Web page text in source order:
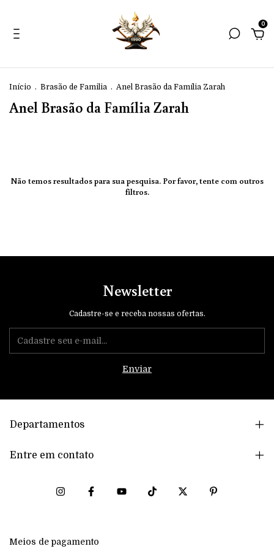
0
Início . Brasão de Familia . Anel Brasão da Família Zarah
Anel Brasão da Família Zarah
Não temos resultados para sua pesquisa. Por favor, tente com outros
filtros.
Newsletter
Cadastre-se e receba nossas ofertas.
Departamentos
Entre em contato
Meios de pagamento